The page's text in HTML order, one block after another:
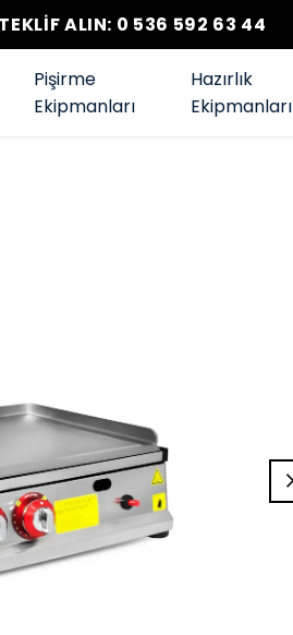
ALIN: 0 536 592 63 44
Pişirme
Ekipmanları
Hazırlık
Ekipmanları